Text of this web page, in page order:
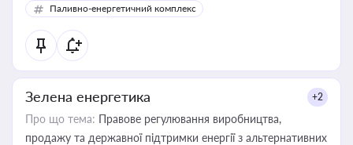
Паливно-енергетичний комплекс
Зелена енергетика +2
Про що тема: Правове регулювання виробництва,
продажу та державної підтримки енергії з альтернативних